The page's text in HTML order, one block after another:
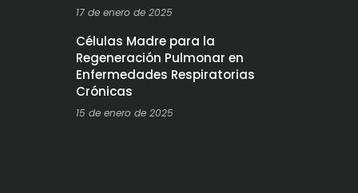
17 de enero de 2025
Células Madre para la
Regeneración Pulmonar en
Enfermedades Respiratorias
Crónicas
15 de enero de 2025